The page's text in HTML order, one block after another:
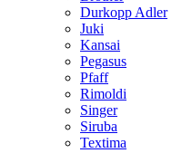
Durkopp Adler
Juki
Kansai
Pegasus
Pfaff
Rimoldi
Singer
Siruba
Textima